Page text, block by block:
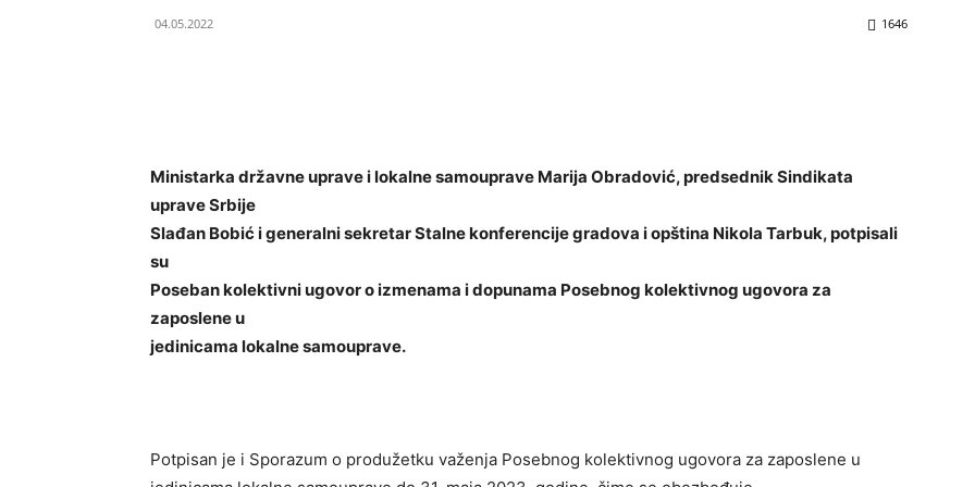
04.05.2022 1646
Ministarka državne uprave i lokalne samouprave Marija Obradović, predsednik Sindikata
uprave Srbije
Slađan Bobić i generalni sekretar Stalne konferencije gradova i opština Nikola Tarbuk, potpisali
su
Poseban kolektivni ugovor o izmenama i dopunama Posebnog kolektivnog ugovora za
zaposlene u
jedinicama lokalne samouprave.
Potpisan je i Sporazum o produžetku važenja Posebnog kolektivnog ugovora za zaposlene u